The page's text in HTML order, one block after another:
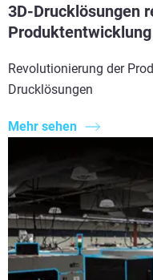
3D-Drucklösungen
Produktentwicklung
Revolutionierung der
Drucklösungen
Mehr sehen